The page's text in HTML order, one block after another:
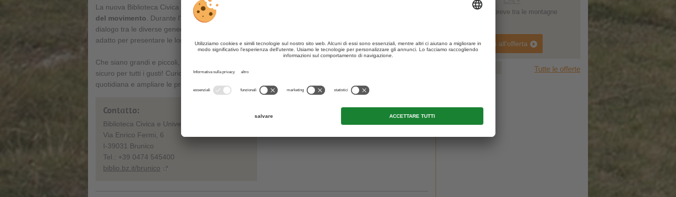
La nuova Biblioteca Civica di Brunico è al tempo stesso la
del movimento . Durante l'anno vi si svolgono numerose manifestazioni, che intendono stimolare il
dialogo tra le diverse generazioni, i gruppi linguistici e sociali. Anche gli artisti trovano qui uno spazio
adatto per presentare le loro opere a un vasto pubblico in occasione delle loro mostre.
Che siano grandi e piccoli, giovani o anziani, nella nuova Biblioteca Civica LibriKa a
sicuro per tutti i gusti! Curiosando, leggendo e sfogliando qui si può dimenticare facilmente la routine
quotidiana e ampliare le proprie conoscenze grazie allavasta offerta di libri e approfondimenti
Contatto:
Biblioteca Civica e Universitaria di Brunico
Via Enrico Fermi, 6
I-39031 Brunico
Tel.: +39 0474 545400
biblio.bz.it/brunico
Vacanza breve tra le montagne
vai all'offerta
Tutte le offerte